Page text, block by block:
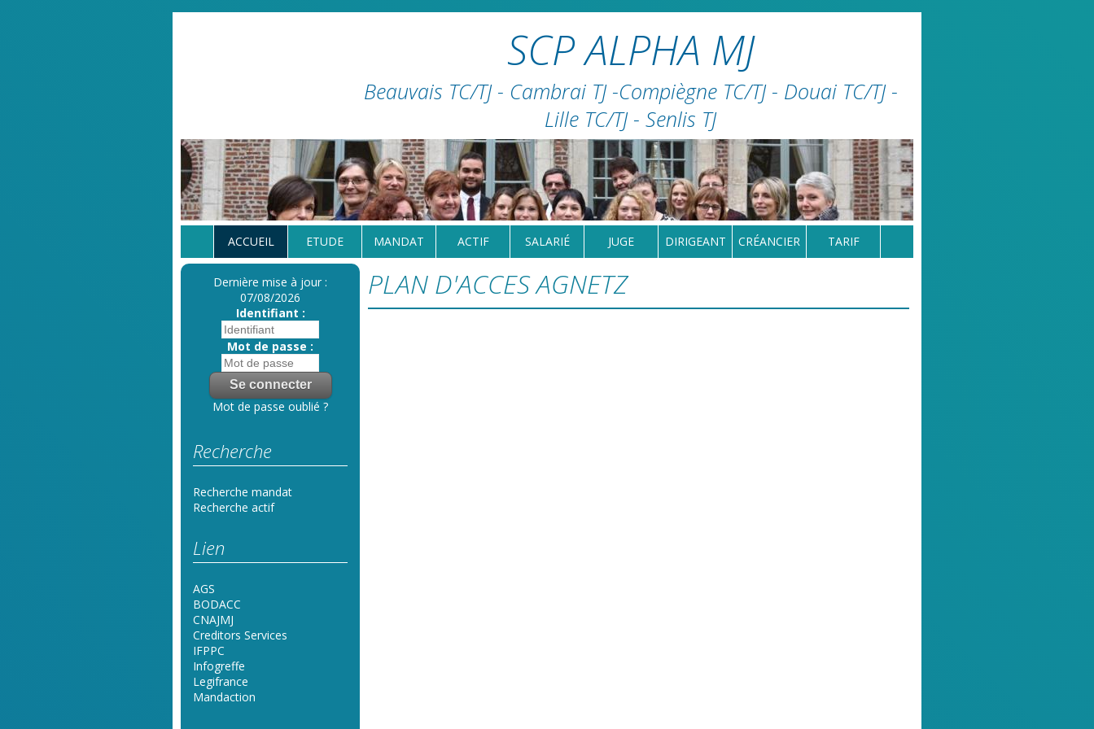
SCP ALPHA MJ
Beauvais TC/TJ - Cambrai TJ -Compiègne TC/TJ - Douai TC/TJ -
Lille TC/TJ - Senlis TJ
ACCUEIL ETUDE MANDAT ACTIF SALARIÉ JUGE DIRIGEANT CRÉANCIER TARIF
Dernière mise à jour :
07/08/2026
Identifiant :
Mot de passe :
Mot de passe oublié ?
Recherche
Recherche mandat
Recherche actif
Lien
AGS
BODACC
CNAJMJ
Creditors Services
IFPPC
Infogreffe
Legifrance
Mandaction
PLAN D'ACCES AGNETZ